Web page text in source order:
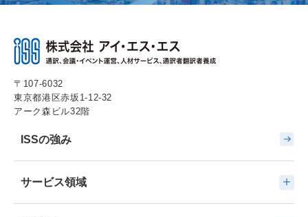
〒107-6032
東京都港区赤坂1-12-32
アーク森ビル32階
ISSの強み
サービス領域